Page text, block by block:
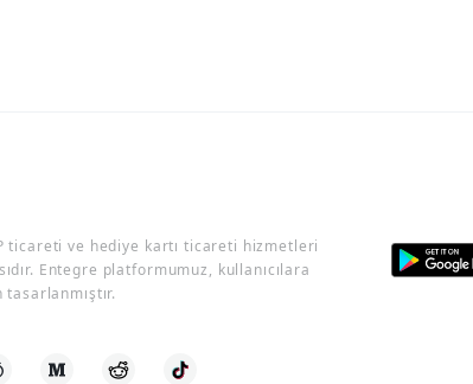
ticareti ve hediye kartı ticareti hizmetleri
Entegre platformumuz, kullanıcılara